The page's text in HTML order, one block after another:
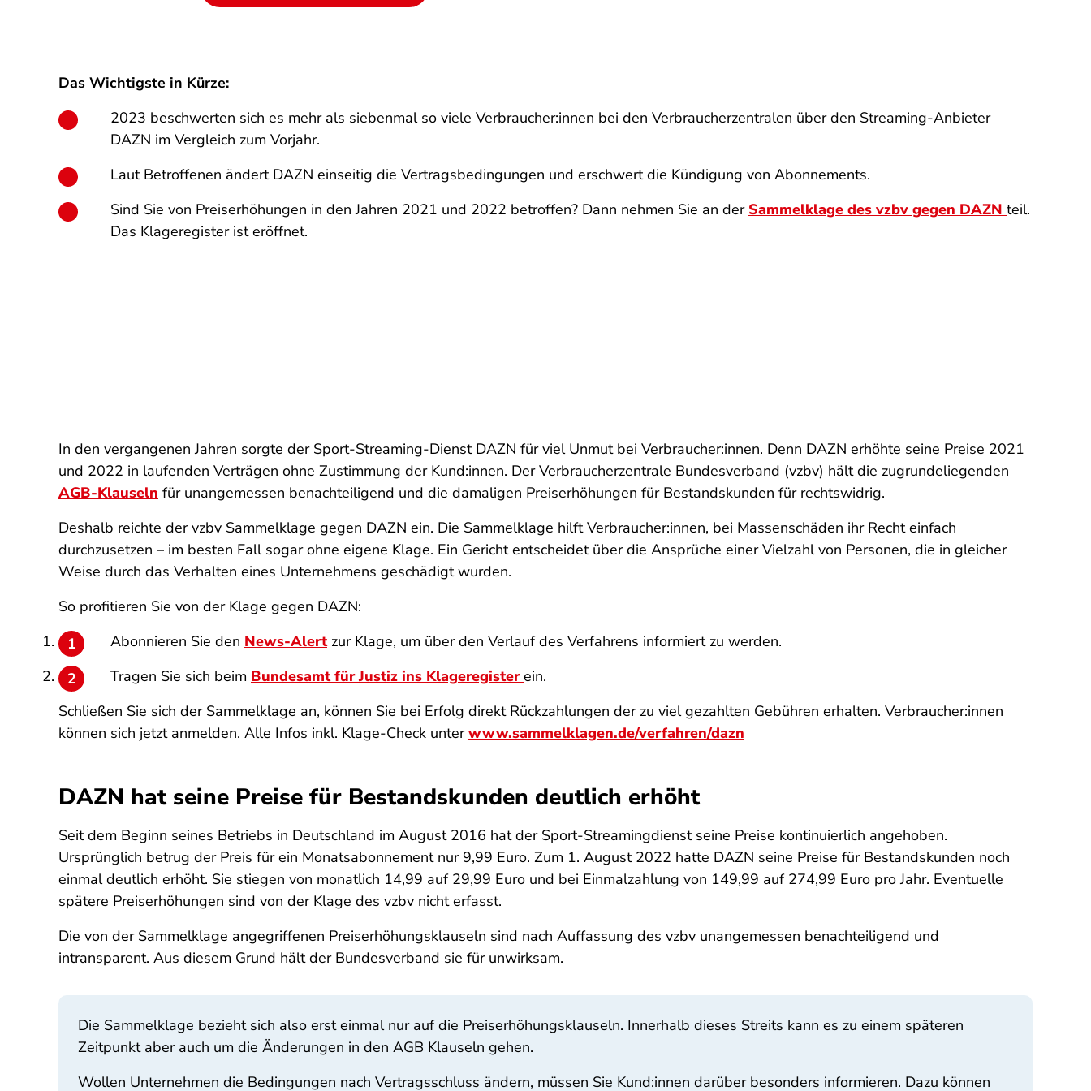
Das Wichtigste in Kürze:
2023 beschwerten sich es mehr als siebenmal so viele Verbraucher:innen bei den Verbraucherzentralen über den Streaming-Anbieter
DAZN im Vergleich zum Vorjahr.
Laut Betroffenen ändert DAZN einseitig die Vertragsbedingungen und erschwert die Kündigung von Abonnements.
Sind Sie von Preiserhöhungen in den Jahren 2021 und 2022 betroffen? Dann nehmen Sie an der Sammelklage des vzbv gegen DAZN teil.
Das Klageregister ist eröffnet.
In den vergangenen Jahren sorgte der Sport-Streaming-Dienst DAZN für viel Unmut bei Verbraucher:innen. Denn DAZN erhöhte seine Preise 2021
und 2022 in laufenden Verträgen ohne Zustimmung der Kund:innen. Der Verbraucherzentrale Bundesverband (vzbv) hält die zugrundeliegenden
AGB-Klauseln für unangemessen benachteiligend und die damaligen Preiserhöhungen für Bestandskunden für rechtswidrig.
Deshalb reichte der vzbv Sammelklage gegen DAZN ein. Die Sammelklage hilft Verbraucher:innen, bei Massenschäden ihr Recht einfach
durchzusetzen – im besten Fall sogar ohne eigene Klage. Ein Gericht entscheidet über die Ansprüche einer Vielzahl von Personen, die in gleicher
Weise durch das Verhalten eines Unternehmens geschädigt wurden.
So profitieren Sie von der Klage gegen DAZN:
Abonnieren Sie den News-Alertzur Klage, um über den Verlauf des Verfahrens informiert zu werden.
Tragen Sie sich beim Bundesamt für Justiz ins Klageregisterein.
Schließen Sie sich der Sammelklage an, können Sie bei Erfolg direkt Rückzahlungen der zu viel gezahlten Gebühren erhalten. Verbraucher:innen
können sich jetzt anmelden. Alle Infos inkl. Klage-Check unterwww.sammelklagen.de/verfahren/dazn
DAZN hat seine Preise für Bestandskunden deutlich erhöht
Seit dem Beginn seines Betriebs in Deutschland im August 2016 hat der Sport-Streamingdienst seine Preise kontinuierlich angehoben.
Ursprünglich betrug der Preis für ein Monatsabonnement nur 9,99 Euro. Zum 1. August 2022 hatte DAZN seine Preise für Bestandskunden noch
einmal deutlich erhöht. Sie stiegen von monatlich 14,99 auf 29,99 Euro und bei Einmalzahlung von 149,99 auf 274,99 Euro pro Jahr. Eventuelle
spätere Preiserhöhungen sind von der Klage des vzbv nicht erfasst.
Die von der Sammelklage angegriffenen Preiserhöhungsklauseln sind nach Auffassung des vzbv unangemessen benachteiligend und
intransparent. Aus diesem Grund hält der Bundesverband sie für unwirksam.
Die Sammelklage bezieht sich also erst einmal nur auf die Preiserhöhungsklauseln. Innerhalb dieses Streits kann es zu einem späteren
Zeitpunkt aber auch um die Änderungen in den AGB Klauseln gehen.
Wollen Unternehmen die Bedingungen nach Vertragsschluss ändern, müssen Sie Kund:innen darüber besonders informieren. Dazu können